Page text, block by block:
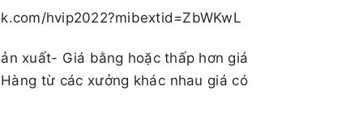
hvip2022?mibextid=ZbWKwL
xuất- Giá bằng hoặc thấp hơn giá
từ các xưởng khác nhau giá có